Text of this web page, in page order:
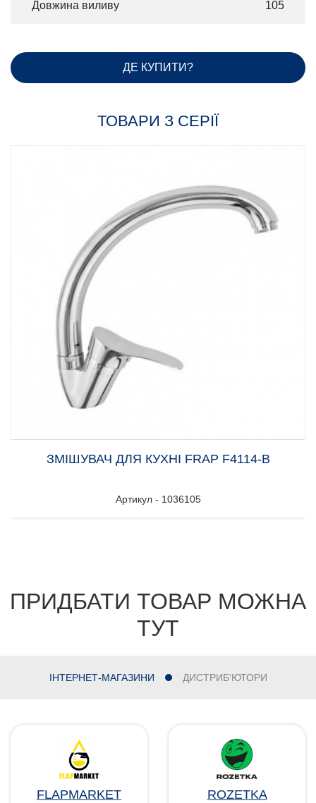
Довжина виливу 105
ДЕ КУПИТИ?
ТОВАРИ З СЕРІЇ
ЗМІШУВАЧ ДЛЯ КУХНІ FRAP F4114-В
Артикул - 1036105
ПРИДБАТИ ТОВАР МОЖНА
ТУТ
ІНТЕРНЕТ-МАГАЗИНИ ДИСТРИБ'ЮТОРИ
FLAPMARKET ROZETKA